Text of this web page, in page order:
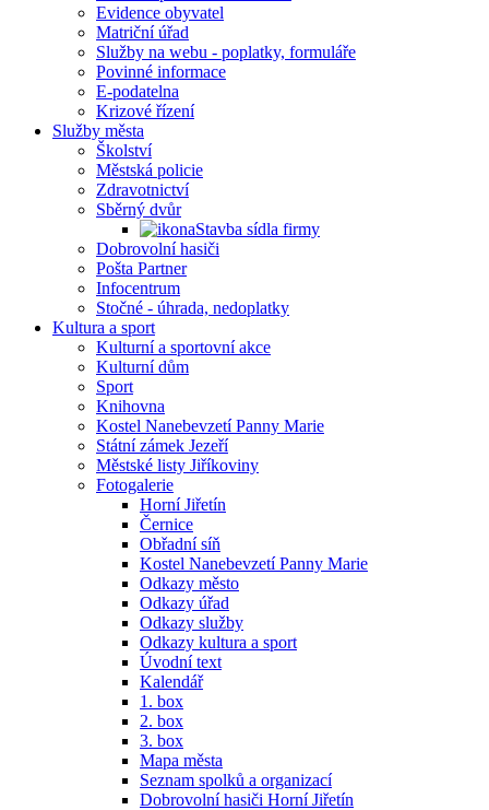
Evidence obyvatel
Matriční úřad
Služby na webu - poplatky, formuláře
Povinné informace
E-podatelna
Krizové řízení
Služby města
Školství
Městská policie
Zdravotnictví
Sběrný dvůr
Stavba sídla firmy
Dobrovolní hasiči
Pošta Partner
Infocentrum
Stočné - úhrada, nedoplatky
Kultura a sport
Kulturní a sportovní akce
Kulturní dům
Sport
Knihovna
Kostel Nanebevzetí Panny Marie
Státní zámek Jezeří
Městské listy Jiříkoviny
Fotogalerie
Horní Jiřetín
Černice
Obřadní síň
Kostel Nanebevzetí Panny Marie
Odkazy město
Odkazy úřad
Odkazy služby
Odkazy kultura a sport
Úvodní text
Kalendář
1. box
2. box
3. box
Mapa města
Seznam spolků a organizací
Dobrovolní hasiči Horní Jiřetín